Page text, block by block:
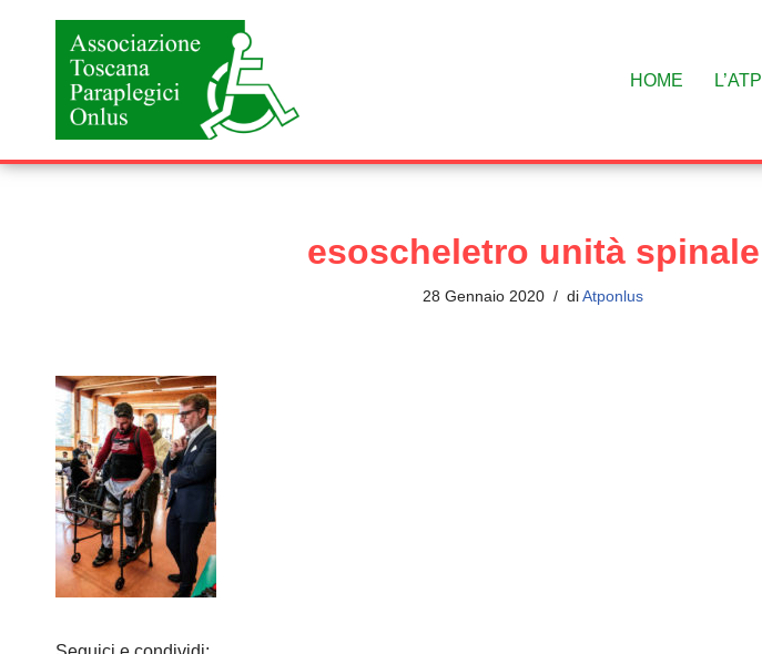
contenuto
HOME L’ATP
esoscheletro unità spinale
28 Gennaio 2020 diAtponlus